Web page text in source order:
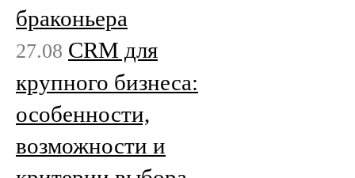
браконьера
27.08 CRM для
крупного бизнеса:
особенности,
возможности и